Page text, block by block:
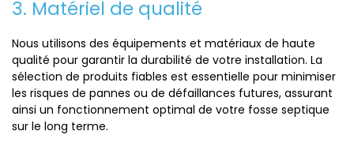
3. Matériel de qualité
Nous utilisons des équipements et matériaux de haute
qualité pour garantir la durabilité de votre installation. La
sélection de produits fiables est essentielle pour minimiser
les risques de pannes ou de défaillances futures, assurant
ainsi un fonctionnement optimal de votre fosse septique
sur le long terme.